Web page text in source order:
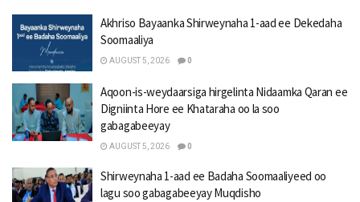
Akhriso Bayaanka Shirweynaha 1-aad ee Dekedaha
Soomaaliya
AUGUST 5, 2026 0
Aqoon-is-weydaarsiga hirgelinta Nidaamka Qaran ee
Digniinta Hore ee Khataraha oo la soo
gabagabeeyay
AUGUST 5, 2026 0
Shirweynaha 1-aad ee Badaha Soomaaliyeed oo
lagu soo gabagabeeyay Muqdisho